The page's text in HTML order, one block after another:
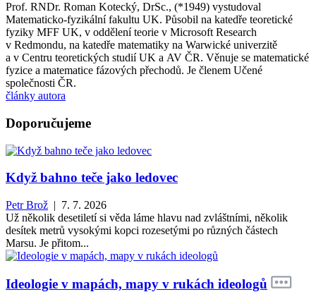
Prof. RNDr. Roman Kotecký, DrSc., (*1949) vystudoval
Matematicko-fyzikální fakultu UK. Působil na katedře teoretické
fyziky MFF UK, v oddělení teorie v Microsoft Research
v Redmondu, na katedře matematiky na Warwické univerzitě
a v Centru teoretických studií UK a AV ČR. Věnuje se matematické
fyzice a matematice fázových přechodů. Je členem Učené
společnosti ČR.
články autora
Doporučujeme
Když bahno teče jako ledovec
Petr Brož | 7. 7. 2026
Už několik desetiletí si věda láme hlavu nad zvláštními, několik
desítek metrů vysokými kopci rozesetými po různých částech
Marsu. Je přitom...
Ideologie v mapách, mapy v rukách ideologů